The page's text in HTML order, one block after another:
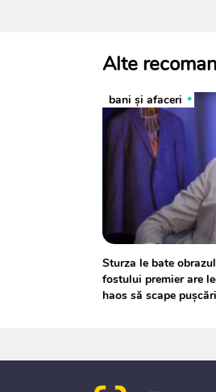
Alte
bani și afaceri
Sturza le bate
fostului premier are
haos să scape